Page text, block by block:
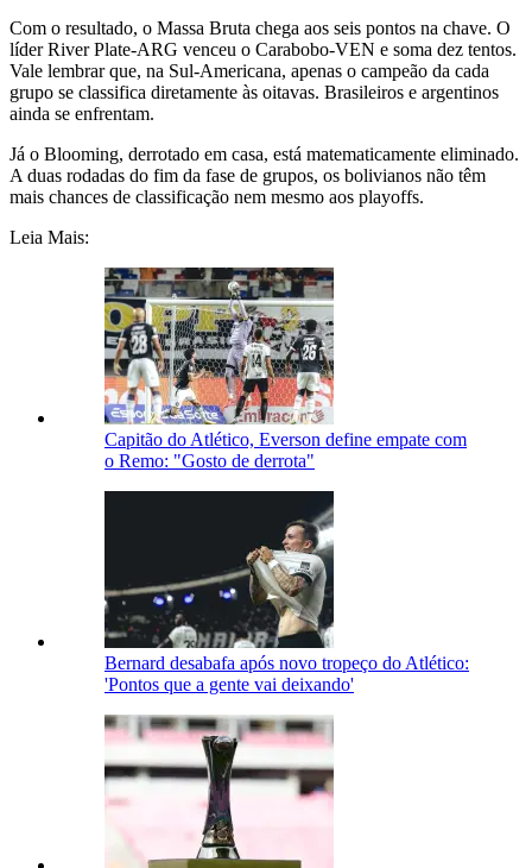
Com o resultado, o Massa Bruta chega aos seis pontos na chave. O
líder River Plate-ARG venceu o Carabobo-VEN e soma dez tentos.
Vale lembrar que, na Sul-Americana, apenas o campeão da cada
grupo se classifica diretamente às oitavas. Brasileiros e argentinos
ainda se enfrentam.
Já o Blooming, derrotado em casa, está matematicamente eliminado.
A duas rodadas do fim da fase de grupos, os bolivianos não têm
mais chances de classificação nem mesmo aos playoffs.
Leia Mais:
Capitão do Atlético, Everson define empate com
o Remo: "Gosto de derrota"
Bernard desabafa após novo tropeço do Atlético:
'Pontos que a gente vai deixando'